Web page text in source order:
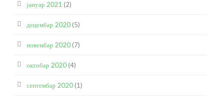
јануар 2021 (2)
децембар 2020 (5)
новембар 2020 (7)
октобар 2020 (4)
септембар 2020 (1)